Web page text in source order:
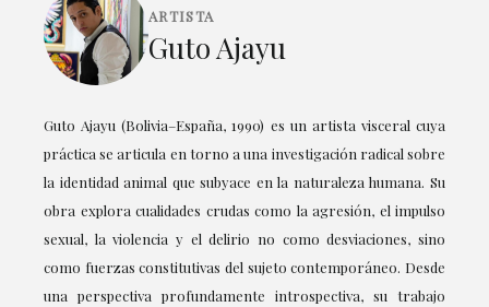
ARTISTA
Guto Ajayu
Guto Ajayu (Bolivia–España, 1990) es un artista visceral cuya
práctica se articula en torno a una investigación radical sobre
la identidad animal que subyace en la naturaleza humana. Su
obra explora cualidades crudas como la agresión, el impulso
sexual, la violencia y el delirio no como desviaciones, sino
como fuerzas constitutivas del sujeto contemporáneo. Desde
una perspectiva profundamente introspectiva, su trabajo